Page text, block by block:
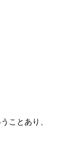
ことあり、